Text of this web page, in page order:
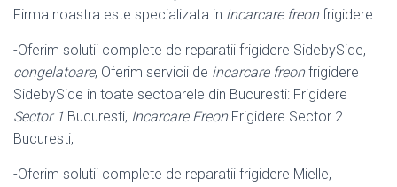
Firma noastra este specializata in incarcare freonfrigidere.
-Oferim solutii complete de reparatii frigidere SidebySide,
congelatoare, Oferim servicii de incarcare freonfrigidere
SidebySide in toate sectoarele din Bucuresti: Frigidere
Sector 1 Bucuresti, Incarcare FreonFrigidere Sector 2
Bucuresti,
-Oferim solutii complete de reparatii frigidere Mielle,